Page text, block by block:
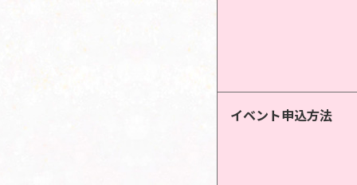
イベント申込方法